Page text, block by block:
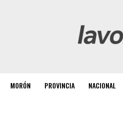
MORÓN PROVINCIA NACIONAL